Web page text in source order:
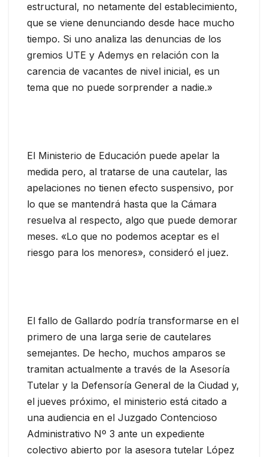
estructural, no netamente del establecimiento,
que se viene denunciando desde hace mucho
tiempo. Si uno analiza las denuncias de los
gremios UTE y Ademys en relación con la
carencia de vacantes de nivel inicial, es un
tema que no puede sorprender a nadie.»
El Ministerio de Educación puede apelar la
medida pero, al tratarse de una cautelar, las
apelaciones no tienen efecto suspensivo, por
lo que se mantendrá hasta que la Cámara
resuelva al respecto, algo que puede demorar
meses. «Lo que no podemos aceptar es el
riesgo para los menores», consideró el juez.
El fallo de Gallardo podría transformarse en el
primero de una larga serie de cautelares
semejantes. De hecho, muchos amparos se
tramitan actualmente a través de la Asesoría
Tutelar y la Defensoría General de la Ciudad y,
el jueves próximo, el ministerio está citado a
una audiencia en el Juzgado Contencioso
Administrativo Nº 3 ante un expediente
colectivo abierto por la asesora tutelar López